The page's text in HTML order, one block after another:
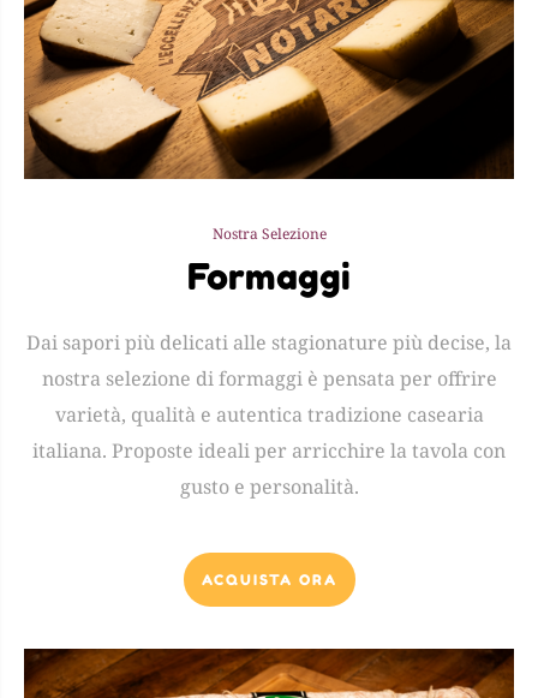
Nostra Selezione
Formaggi
Dai sapori più delicati alle stagionature più decise, la
nostra selezione di formaggi è pensata per offrire
varietà, qualità e autentica tradizione casearia
italiana. Proposte ideali per arricchire la tavola con
gusto e personalità.
ACQUISTA ORA